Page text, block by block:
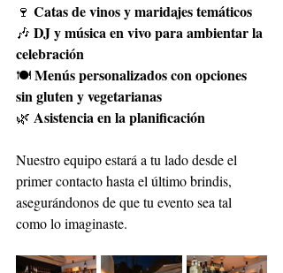
🍷 Catas de vinos y maridajes temáticos
🎶 DJ y música en vivo para ambientar la
celebración
🍽️ Menús personalizados con opciones
sin gluten y vegetarianas
🌿 Asistencia en la planificación
Nuestro equipo estará a tu lado desde el
primer contacto hasta el último brindis,
asegurándonos de que tu evento sea tal
como lo imaginaste.